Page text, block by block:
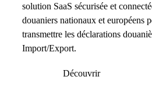
solution SaaS sécurisée et
douaniers nationaux et européens
transmettre les déclarations
Import/Export.
Découvrir